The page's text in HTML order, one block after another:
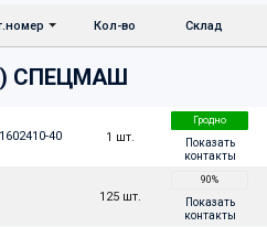
Кол-во Склад
СПЕЦМАШ
40 1 шт.
Гродно
Показать
контакты
125 шт.
90%
Показать
контакты